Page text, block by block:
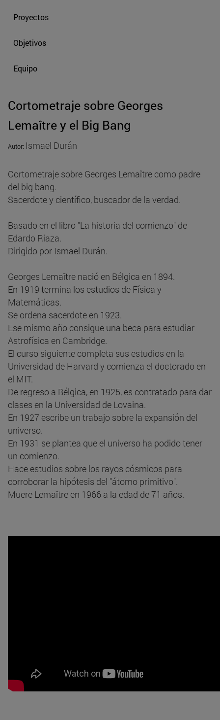
Proyectos
Objetivos
Equipo
Cortometraje sobre Georges
Lemaître y el Big Bang
Autor: Ismael Durán
Cortometraje sobre Georges Lemaître como padre
del big bang.
Sacerdote y científico, buscador de la verdad.
Basado en el libro "La historia del comienzo" de
Edardo Riaza.
Dirigido por Ismael Durán.
Georges Lemaître nació en Bélgica en 1894.
En 1919 termina los estudios de Física y
Matemáticas.
Se ordena sacerdote en 1923.
Ese mismo año consigue una beca para estudiar
Astrofísica en Cambridge.
El curso siguiente completa sus estudios en la
Universidad de Harvard y comienza el doctorado en
el MIT.
De regreso a Bélgica, en 1925, es contratado para dar
clases en la Universidad de Lovaina.
En 1927 escribe un trabajo sobre la expansión del
universo.
En 1931 se plantea que el universo ha podido tener
un comienzo.
Hace estudios sobre los rayos cósmicos para
corroborar la hipótesis del "átomo primitivo".
Muere Lemaître en 1966 a la edad de 71 años.